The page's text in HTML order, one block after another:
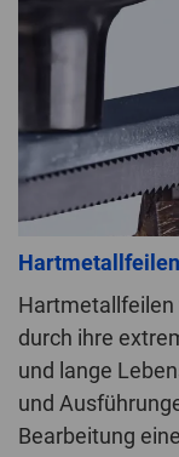
Hartmetallfeilen
Hartmetallfeilen
durch ihre
und lange
und
Bearbeitung